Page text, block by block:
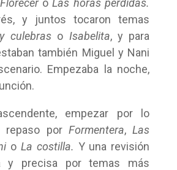
Florecer oLas horas perdidas.
y juntos tocaron temas
culebraso Isabelita, y para
también Miguel y Nani
Empezaba la noche,
empezar por lo
repaso por Formentera,Las
oLa costilla. Y una revisión
y precisa por temas más